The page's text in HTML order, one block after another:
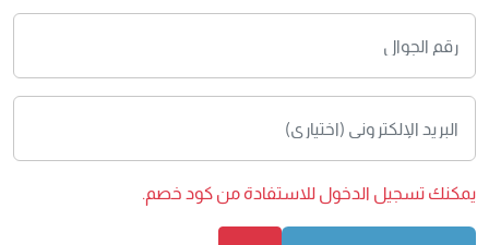
يمكنك تسجيل الدخول للاستفادة من كود خصم.